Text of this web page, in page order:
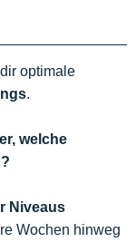
optimale
.
welche
Niveaus
Wochen hinweg